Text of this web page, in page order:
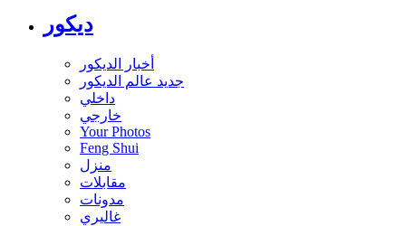
ديكور
أخبار الديكور
جديد عالم الديكور
داخلي
خارجي
Your Photos
Feng Shui
منزل
مقابلات
مدونات
غاليري